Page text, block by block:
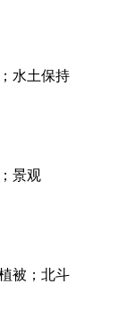
水土保持
景观
被；北斗